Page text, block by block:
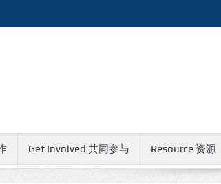
Get Involved 共同参与 Resource 资源